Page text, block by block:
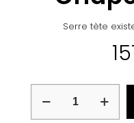
Serre tète
Chapeau